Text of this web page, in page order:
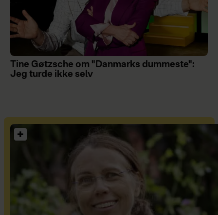
Tine Gøtzsche om "Danmarks dummeste":
Jeg turde ikke selv